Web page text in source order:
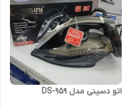
اتو دسینی مدل DS-959